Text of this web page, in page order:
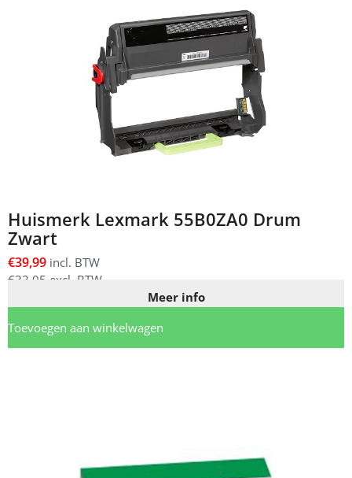
Huismerk Lexmark 55B0ZA0 Drum
Zwart
€39,99 incl. BTW
€33,05 excl. BTW
Meer info
Toevoegen aan winkelwagen